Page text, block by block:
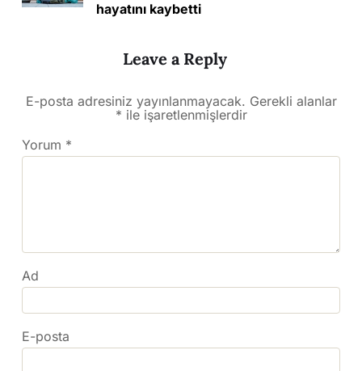
hayatını kaybetti
Leave a Reply
E-posta adresiniz yayınlanmayacak. Gerekli alanlar
* ile işaretlenmişlerdir
Yorum *
Ad
E-posta